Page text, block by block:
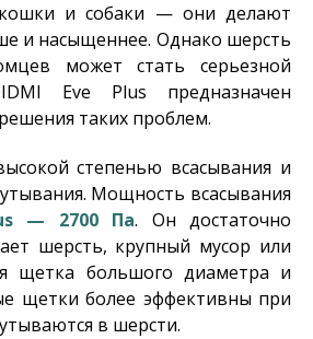
и собаки — они делают
и насыщеннее. Однако шерсть
может стать серьезной
Eve Plus предназначен
таких проблем.
степенью всасывания и
Мощность всасывания
— 2700 Па. Он достаточно
шерсть, крупный мусор или
щетка большого диаметра и
щетки более эффективны при
в шерсти.